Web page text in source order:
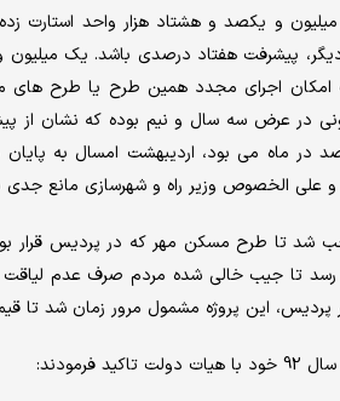
دهم موفق شد از 2 میلیون و یکصد و هشتاد هزار
اجرای مجدد همین طرح یا طرح های
مسکونی در عرض سه سال و نیم بوده که
در ماه می بود، اردیبهشت امسال به
علی الخصوص وزیر راه و شهرسازی مانع
رسد تا جیب خالی شده مردم صرف عدم
پردیس، این پروژه مشمول مرور زمان شد تا